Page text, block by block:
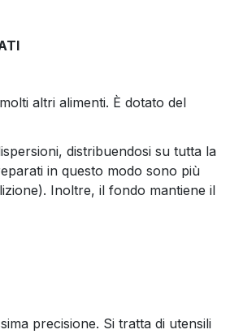
altri alimenti. È dotato del
distribuendosi su tutta la
in questo modo sono più
Inoltre, il fondo mantiene il
precisione. Si tratta di utensili